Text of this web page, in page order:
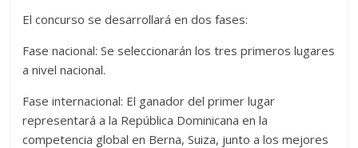
El concurso se desarrollará en dos fases:
Fase nacional: Se seleccionarán los tres primeros lugares
a nivel nacional.
Fase internacional: El ganador del primer lugar
representará a la República Dominicana en la
competencia global en Berna, Suiza, junto a los mejores